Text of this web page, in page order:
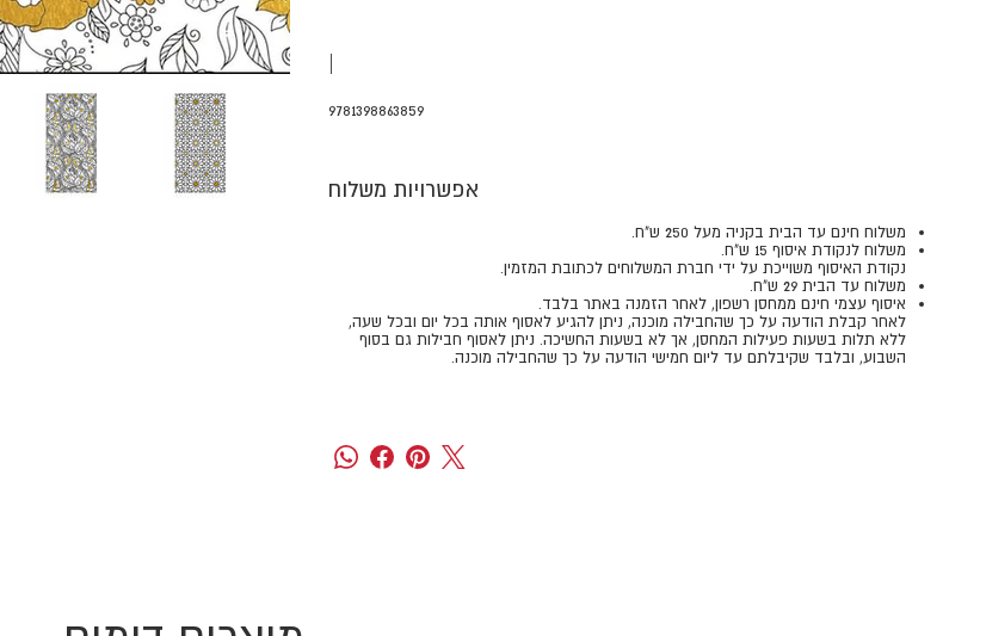
9781398863859
אפשרויות משלוח
משלוח חינם עד הבית בקניה מעל 250 ש"ח.
משלוח לנקודת איסוף 15 ש"ח.
נקודת האיסוף משוייכת על ידי חברת המשלוחים לכתובת המזמין.
משלוח עד הבית 29 ש"ח.
איסוף עצמי חינם ממחסן רשפון, לאחר הזמנה באתר בלבד.
​​​​​​​לאחר קבלת הודעה על כך שהחבילה מוכנה, ניתן להגיע לאסוף אותה בכל יום ובכל שעה,
ללא תלות בשעות פעילות המחסן, אך לא בשעות החשיכה. ניתן לאסוף חבילות גם בסוף
השבוע, ובלבד שקיבלתם עד ליום חמישי הודעה על כך שהחבילה מוכנה.